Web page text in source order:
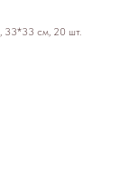
33*33 см, 20 шт.